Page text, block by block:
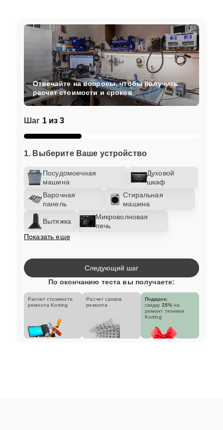
Шаг 1 из 3
1. Выберите Ваше устройство
Посудомоечная
машина
Духовой
шкаф
Варочная
панель
Стиральная
машина
Вытяжка
Микроволновая
печь
Показать еще
Отвечайте на вопросы, чтобы получить
расчет стоимости и сроков
Следующий шаг
По окончанию теста вы получаете:
Расчет стоимости
ремонта Korting
Расчет сроков
ремонта
Подарок:
скидку 25% на
ремонт техники
Korting